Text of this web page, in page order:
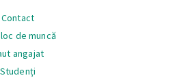
Contact
de muncă
angajat
Studenți